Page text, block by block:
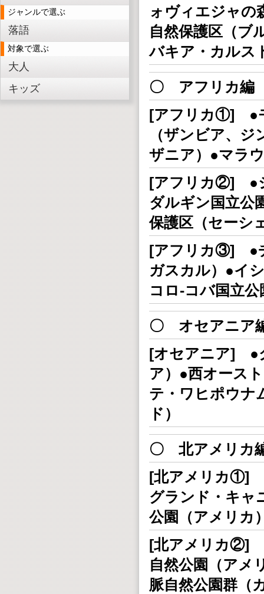
ジャンルで選ぶ
落語
対象で選ぶ
大人
キッズ
ォヴィエジャの
自然保護区（ブ
バキア・カルス
〇 アフリカ編
[アフリカ①] ●
（ザンビア、
ザニア）●マラ
[アフリカ②] ●
ダルギン国立公
保護区（セーシ
[アフリカ③] ●
ガスカル）●イ
コロ-コバ国立
〇 オセアニア
[オセアニア] ●
ア）●西オース
テ・ワヒポウナ
ド）
〇 北アメリカ
[北アメリカ①]
グランド・キャ
公園（アメリカ
[北アメリカ②]
自然公園（アメ
脈自然公園群（